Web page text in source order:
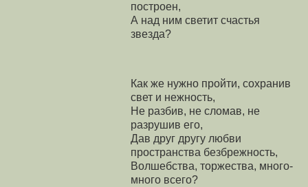
построен,
А над ним светит счастья
звезда?
Как же нужно пройти, сохранив
свет и нежность,
Не разбив, не сломав, не
разрушив его,
Дав друг другу любви
пространства безбрежность,
Волшебства, торжества, много-
много всего?